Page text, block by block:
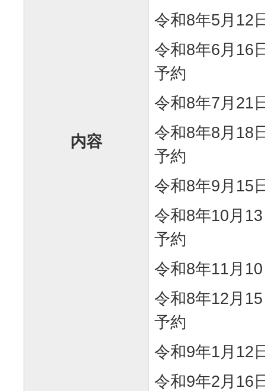
内容
令和8年5月12
令和8年6月16
予約
令和8年7月21
令和8年8月18
予約
令和8年9月15
令和8年10月
予約
令和8年11月
令和8年12月
予約
令和9年1月12
令和9年2月16